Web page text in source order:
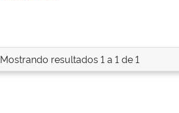
Mostrando resultados 1 a 1 de 1